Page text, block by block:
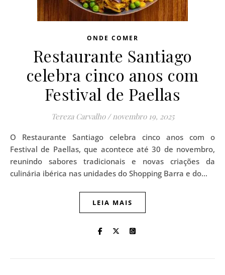
ONDE COMER
Restaurante Santiago
celebra cinco anos com
Festival de Paellas
Tereza Carvalho / novembro 19, 2025
O Restaurante Santiago celebra cinco anos com o
Festival de Paellas, que acontece até 30 de novembro,
reunindo sabores tradicionais e novas criações da
culinária ibérica nas unidades do Shopping Barra e do…
LEIA MAIS